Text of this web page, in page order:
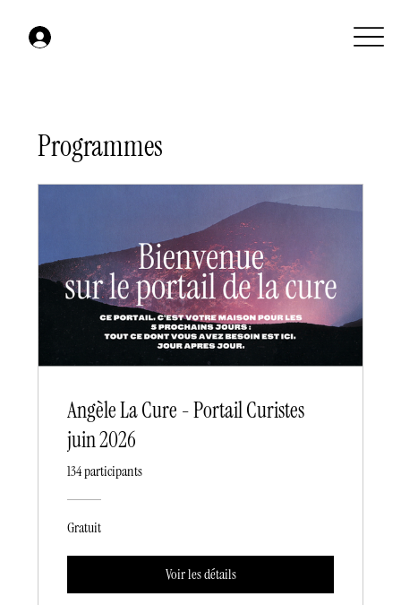
Programmes
Angèle La Cure - Portail Curistes
juin 2026
134 participants
Gratuit
Voir les détails